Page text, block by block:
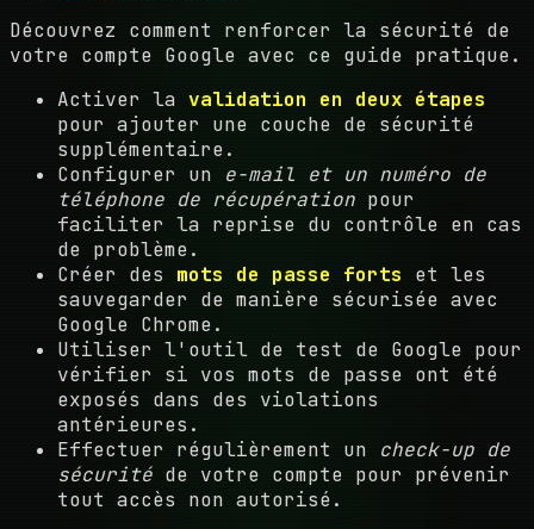
Découvrez comment renforcer la sécurité de
votre compte Google avec ce guide pratique.
Activer la validation en deux étapes
pour ajouter une couche de sécurité
supplémentaire.
Configurer un e-mail et un numéro de
téléphone de récupération pour
faciliter la reprise du contrôle en cas
de problème.
Créer des mots de passe forts et les
sauvegarder de manière sécurisée avec
Google Chrome.
Utiliser l'outil de test de Google pour
vérifier si vos mots de passe ont été
exposés dans des violations
antérieures.
Effectuer régulièrement un check-up de
sécurité de votre compte pour prévenir
tout accès non autorisé.